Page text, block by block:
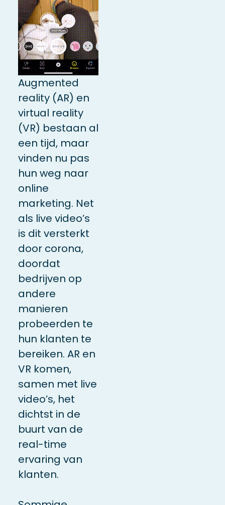
Augmented
reality (AR) en
virtual reality
(VR) bestaan al
een tijd, maar
vinden nu pas
hun weg naar
online
marketing. Net
als live video’s
is dit versterkt
door corona,
doordat
bedrijven op
andere
manieren
probeerden te
hun klanten te
bereiken. AR en
VR komen,
samen met live
video’s, het
dichtst in de
buurt van de
real-time
ervaring van
klanten.